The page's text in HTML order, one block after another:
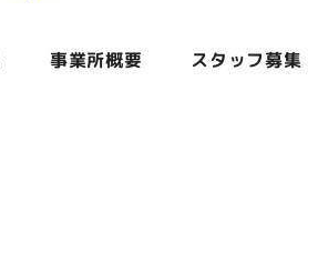
事業所概要 スタッフ募集